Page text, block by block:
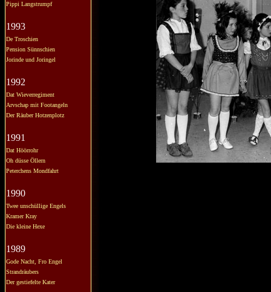
Pippi Langstrumpf
1993
De Troschien
Pension Sünnschien
Jorinde und Joringel
1992
Dat Wieverregiment
Arvschap mit Footangeln
Der Räuber Hotzenplotz
1991
Dat Höörrohr
Oh düsse Öllern
Peterchens Mondfahrt
1990
Twee unschüllige Engels
Kramer Kray
Die kleine Hexe
1989
Gode Nacht, Fro Engel
Strandräubers
Der gestiefelte Kater